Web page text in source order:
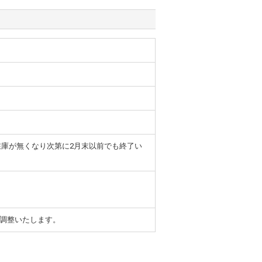
が無くなり次第に2月末以前でも終了い
整いたします。